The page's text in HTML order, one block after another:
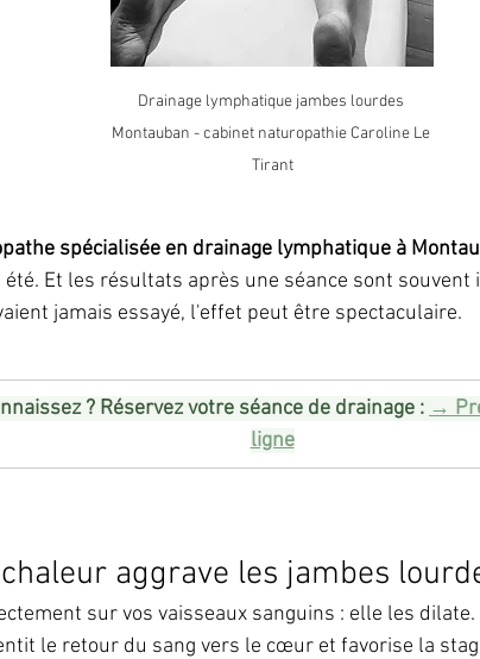
Drainage lymphatique jambes lourdes
Montauban - cabinet naturopathie Caroline Le
Tirant
spécialisée en drainage lymphatique à
Et les résultats après une séance sont
jamais essayé, l'effet peut être spectaculaire.
? Réservez votre séance de drainage : →
ligne
aggrave les jambes
sur vos vaisseaux sanguins : elle les dilate.
le retour du sang vers le cœur et favorise la